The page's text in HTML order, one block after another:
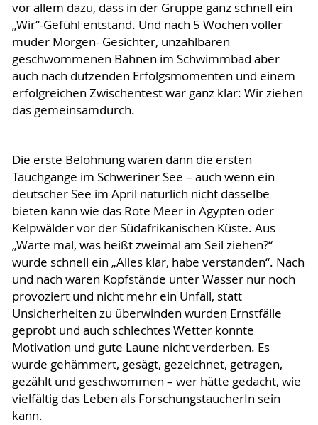
vor allem dazu, dass in der Gruppe ganz schnell ein
„Wir“-Gefühl entstand. Und nach 5 Wochen voller
müder Morgen- Gesichter, unzählbaren
geschwommenen Bahnen im Schwimmbad aber
auch nach dutzenden Erfolgsmomenten und einem
erfolgreichen Zwischentest war ganz klar: Wir ziehen
das gemeinsamdurch.
Die erste Belohnung waren dann die ersten
Tauchgänge im Schweriner See – auch wenn ein
deutscher See im April natürlich nicht dasselbe
bieten kann wie das Rote Meer in Ägypten oder
Kelpwälder vor der Südafrikanischen Küste. Aus
„Warte mal, was heißt zweimal am Seil ziehen?“
wurde schnell ein „Alles klar, habe verstanden“. Nach
und nach waren Kopfstände unter Wasser nur noch
provoziert und nicht mehr ein Unfall, statt
Unsicherheiten zu überwinden wurden Ernstfälle
geprobt und auch schlechtes Wetter konnte
Motivation und gute Laune nicht verderben. Es
wurde gehämmert, gesägt, gezeichnet, getragen,
gezählt und geschwommen – wer hätte gedacht, wie
vielfältig das Leben als ForschungstaucherIn sein
kann.